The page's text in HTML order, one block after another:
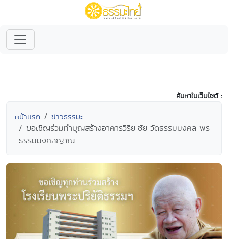
ค้นหาในเว็บไซต์ :
หน้าแรก ข่าวธรรมะ
ขอเชิญร่วมทำบุญสร้างอาคารวิริยะชัย วัดธรรมมงคล พระ
ธรรมมงคลญาณ